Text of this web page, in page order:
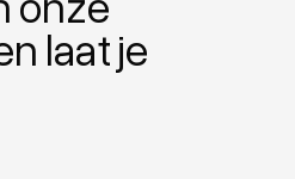
laat je